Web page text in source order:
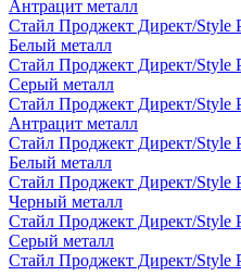
Антрацит металл
Стайл Проджект Директ/Style
Белый металл
Стайл Проджект Директ/Style
Серый металл
Стайл Проджект Директ/Style
Антрацит металл
Стайл Проджект Директ/Style
Белый металл
Стайл Проджект Директ/Style
Черный металл
Стайл Проджект Директ/Style
Серый металл
Стайл Проджект Директ/Style